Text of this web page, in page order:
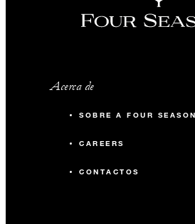
Acerca de
SOBRE A FOUR
CAREERS
CONTACTOS